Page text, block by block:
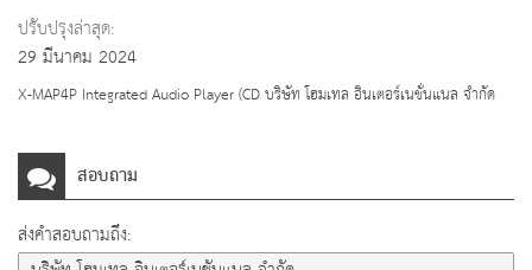
ปรับปรุงล่าสุด:
29 มีนาคม 2024
X-MAP4P Integrated Audio Player (CD บริษัท โฮมเทล อินเตอร์เนชั่นแนล จำกัด
สอบถาม
ส่งคำสอบถามถึง: